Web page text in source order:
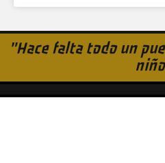
"Hace falta todo un